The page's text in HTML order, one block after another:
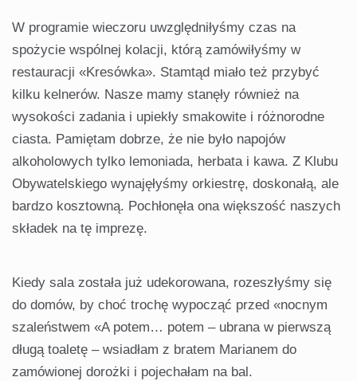
W programie wieczoru uwzględniłyśmy czas na
spożycie wspólnej kolacji, którą zamówiłyśmy w
restauracji «Kresówka». Stamtąd miało też przybyć
kilku kelnerów. Nasze mamy stanęły również na
wysokości zadania i upiekły smakowite i różnorodne
ciasta. Pamiętam dobrze, że nie było napojów
alkoholowych tylko lemoniada, herbata i kawa. Z Klubu
Obywatelskiego wynajęłyśmy orkiestrę, doskonałą, ale
bardzo kosztowną. Pochłonęła ona większość naszych
składek na tę imprezę.
Kiedy sala została już udekorowana, rozeszłyśmy się
do domów, by choć trochę wypocząć przed «nocnym
szaleństwem «A potem… potem – ubrana w pierwszą
długą toaletę – wsiadłam z bratem Marianem do
zamówionej dorożki i pojechałam na bal.